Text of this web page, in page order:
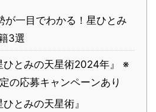
一目でわかる！星ひとみ
3選
とみの天星術2024年』 ※
の応募キャンペーンあり
とみの天星術』